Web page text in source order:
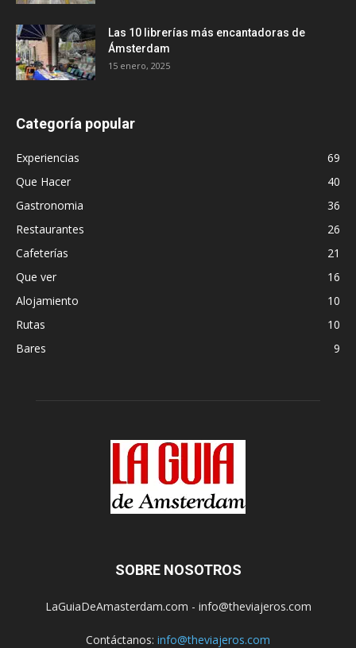
Las 10 librerías más encantadoras de
Ámsterdam
15 enero, 2025
Categoría popular
Experiencias
69
Que Hacer
40
Gastronomia
36
Restaurantes
26
Cafeterías
21
Que ver
16
Alojamiento
10
Rutas
10
Bares
9
SOBRE NOSOTROS
LaGuiaDeAmasterdam.com - info@theviajeros.com
Contáctanos: info@theviajeros.com